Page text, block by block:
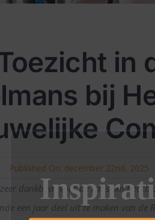
in
bij
Published On: december 22nd, 2025
dankbaar voor de kans om het
een jaar deel uit te maken van de